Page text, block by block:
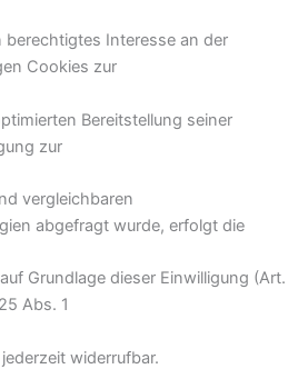
berechtigtes Interesse an der
Cookies zur
Bereitstellung seiner
zur
vergleichbaren
abgefragt wurde, erfolgt die
Grundlage dieser Einwilligung (Art.
Abs. 1
widerrufbar.